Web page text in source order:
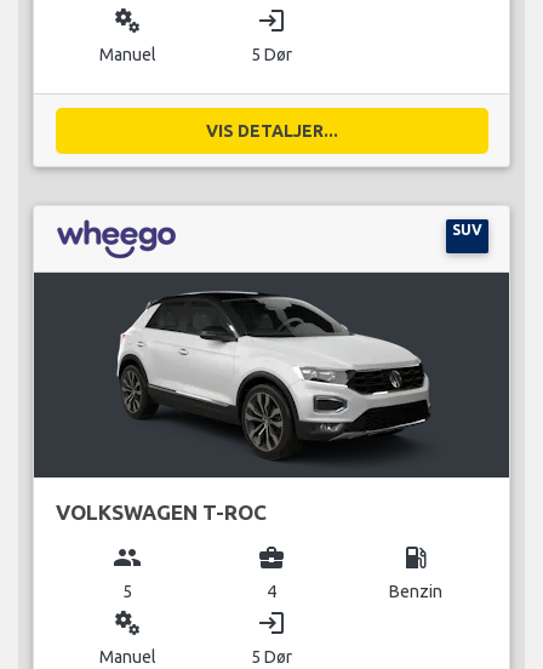
miscellaneous_services
Manuel
login
5 Dør
VIS DETALJER...
SUV
VOLKSWAGEN T-ROC
group
5
business_center
4
local_gas_station
Benzin
miscellaneous_services
Manuel
login
5 Dør